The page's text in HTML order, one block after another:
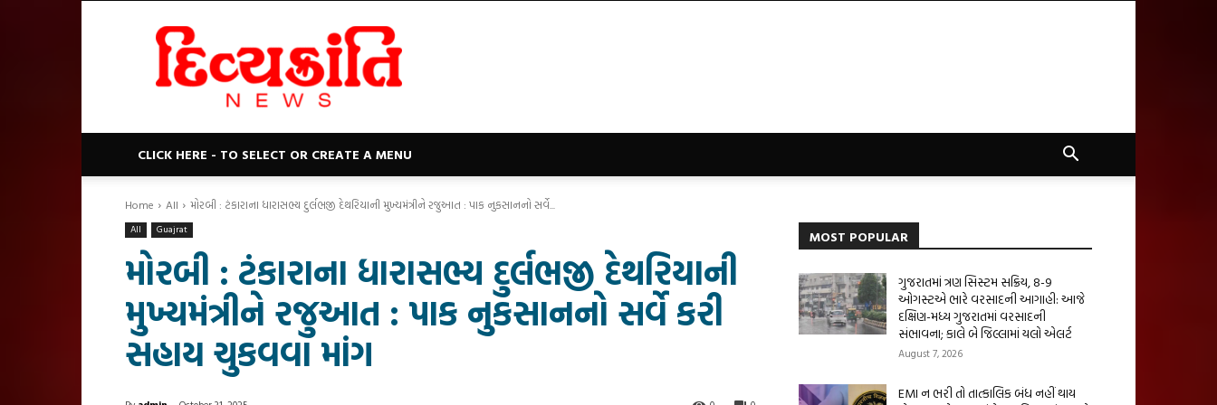
Divyakranti
News
CLICK HERE - TO SELECT OR CREATE A MENU
Home All મોરબી : ટંકારાના ધારાસભ્ય દુર્લભજી દેથરિયાની મુખ્યમંત્રીને રજુઆત : પાક નુકસાનનો સર્વે...
All Guajrat
મોરબી : ટંકારાના ધારાસભ્ય દુર્લભજી દેથરિયાની
મુખ્યમંત્રીને રજુઆત : પાક નુકસાનનો સર્વે કરી
સહાય ચુકવવા માંગ
MOST POPULAR
ગુજરાતમાં ત્રણ સિસ્ટમ સક્રિય, 8-9
ઓગસ્ટએ ભારે વરસાદની આગાહી: આજે
દક્ષિણ-મધ્ય ગુજરાતમાં વરસાદની
સંભાવના; કાલે બે જિલ્લામાં યલો એલર્ટ
August 7, 2026
EMI ન ભરી તો તાત્કાલિક બંધ નહીં થાય